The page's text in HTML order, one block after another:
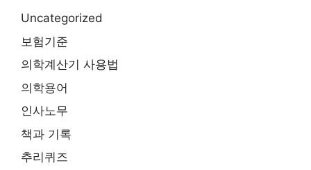
Uncategorized
보험기준
의학계산기 사용법
의학용어
인사노무
책과 기록
추리퀴즈